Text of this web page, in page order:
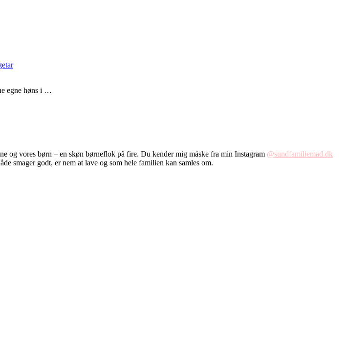
egne høns i …
og vores børn – en skøn børneflok på fire. Du kender mig måske fra min Instagram @sundfamiliemad.dk
smager godt, er nem at lave og som hele familien kan samles om.